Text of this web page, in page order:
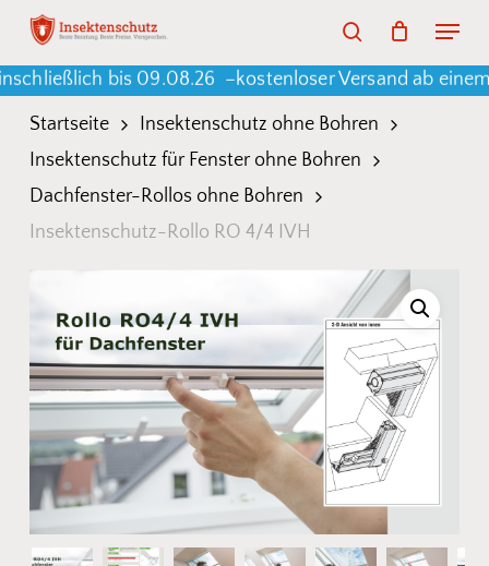
Skip
main
content
Menu
Cart
bis 09.08.26 –kostenloser Versand ab einem
Startseite
Insektenschutz ohne Bohren
Insektenschutz für Fenster ohne Bohren
Dachfenster-Rollos ohne Bohren
Insektenschutz-Rollo RO 4/4 IVH